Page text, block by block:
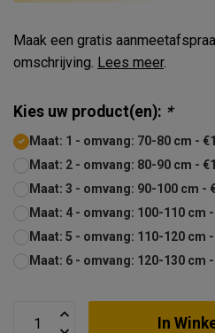
Maak een gratis
omschrijving. Lees meer.
Kies uw product(en): *
Maat: 1 - omvang: 70-80 cm -
Maat: 2 - omvang: 80-90 cm -
Maat: 3 - omvang: 90-100 cm -
Maat: 4 - omvang: 100-110 cm
Maat: 5 - omvang: 110-120 cm
Maat: 6 - omvang: 120-130 cm
In